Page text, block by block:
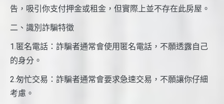
告，吸引你支付押金或租金，但實際上並不存在此房屋。
二、識別詐騙特徵
1.匿名電話：詐騙者通常會使用匿名電話，不願透露自己
的身分。
2.匆忙交易：詐騙者通常會要求急速交易，不願讓你仔細
考慮。